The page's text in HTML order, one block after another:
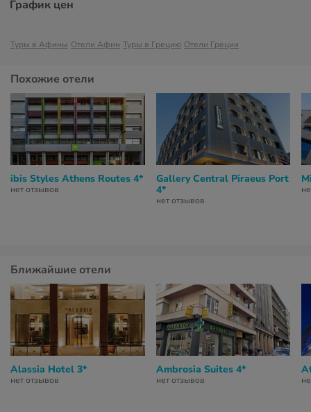
График цен
Туры в Афины Отели Афин Туры в Грецию Отели Греции
Похожие отели
ibis Styles Athens Routes 4*
нет отзывов
Gallery Central Piraeus Port
4*
нет отзывов
Ближайшие отели
Alassia Hotel 3*
нет отзывов
Ambrosia Suites 4*
нет отзывов